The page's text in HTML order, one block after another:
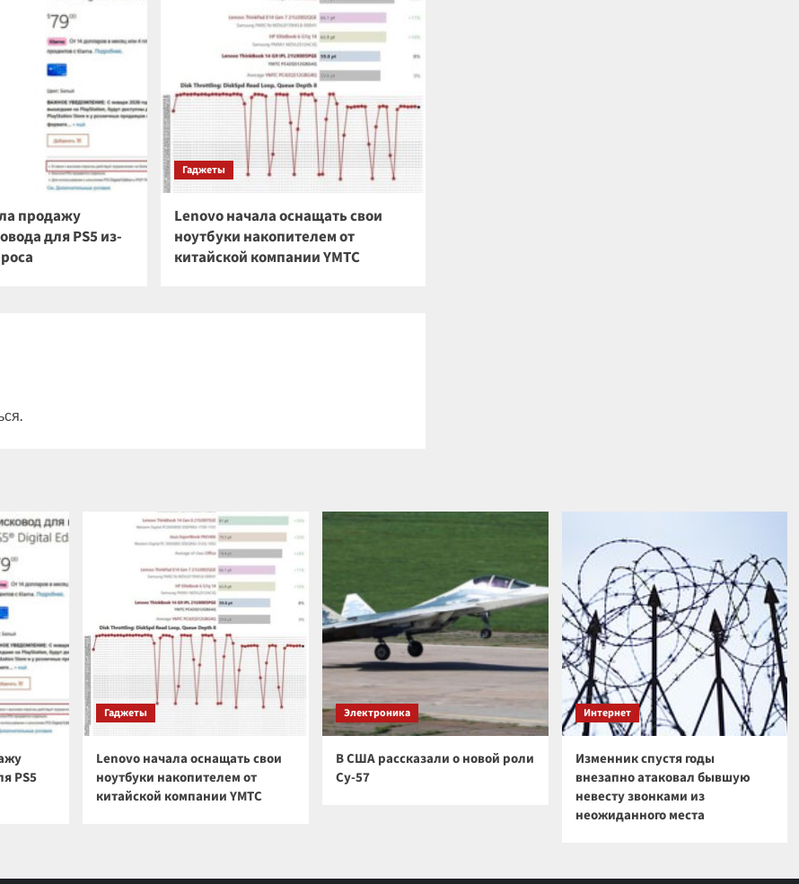
продажу
для PS5 из-
Гаджеты
Lenovo начала оснащать свои
ноутбуки накопителем от
китайской компании YMTC
.
PS5
Гаджеты
Lenovo начала оснащать свои
ноутбуки накопителем от
китайской компании YMTC
Электроника
В США рассказали о новой роли
Су-57
Интернет
Изменник спустя годы
внезапно атаковал бывшую
невесту звонками из
неожиданного места